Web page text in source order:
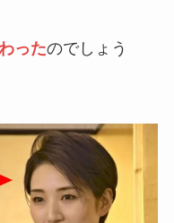
ったのでしょう